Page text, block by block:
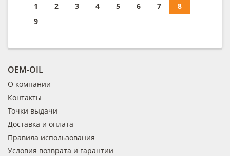
1 2 3 4 5 6 7
8
9
OEM-OIL
О компании
Контакты
Точки выдачи
Доставка и оплата
Правила использования
Условия возврата и гарантии